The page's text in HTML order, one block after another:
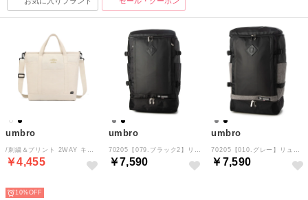
umbro
￥4,455
10%
umbro
￥7,590
umbro
￥7,590